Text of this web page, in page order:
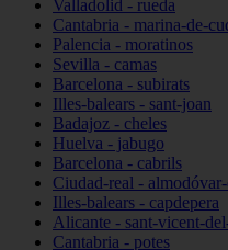
Valladolid - rueda
Cantabria - marina-de-
Palencia - moratinos
Sevilla - camas
Barcelona - subirats
Illes-balears - sant-joan
Badajoz - cheles
Huelva - jabugo
Barcelona - cabrils
Ciudad-real -
Illes-balears - capdepera
Alicante - sant-vicent-
Cantabria - potes